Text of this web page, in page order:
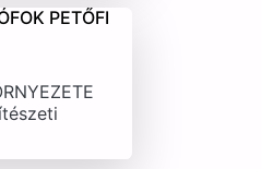
PETŐFI